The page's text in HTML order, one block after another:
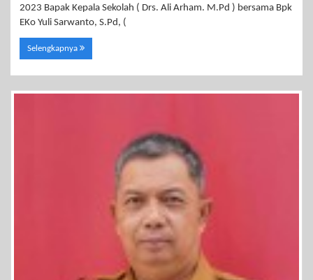
2023 Bapak Kepala Sekolah ( Drs. Ali Arham. M.Pd ) bersama Bpk
EKo Yuli Sarwanto, S.Pd, (
Selengkapnya